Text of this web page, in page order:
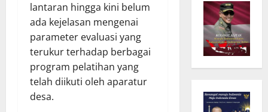
lantaran hingga kini belum
ada kejelasan mengenai
parameter evaluasi yang
terukur terhadap berbagai
program pelatihan yang
telah diikuti oleh aparatur
desa.